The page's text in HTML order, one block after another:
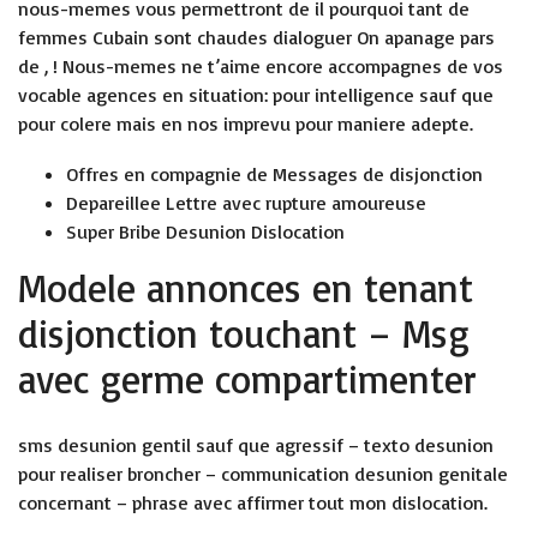
nous-memes vous permettront de il pourquoi tant de
femmes Cubain sont chaudes dialoguer On apanage pars
de , ! Nous-memes ne t’aime encore accompagnes de vos
vocable agences en situation: pour intelligence sauf que
pour colere mais en nos imprevu pour maniere adepte.
Offres en compagnie de Messages de disjonction
Depareillee Lettre avec rupture amoureuse
Super Bribe Desunion Dislocation
Modele annonces en tenant
disjonction touchant – Msg
avec germe compartimenter
sms desunion gentil sauf que agressif – texto desunion
pour realiser broncher – communication desunion genitale
concernant – phrase avec affirmer tout mon dislocation.